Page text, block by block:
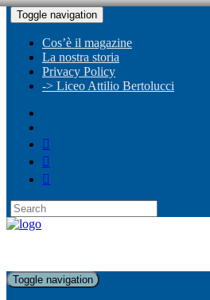
Toggle navigation
Cos’è il magazine
La nostra storia
Privacy Policy
-> Liceo Attilio Bertolucci
Toggle navigation